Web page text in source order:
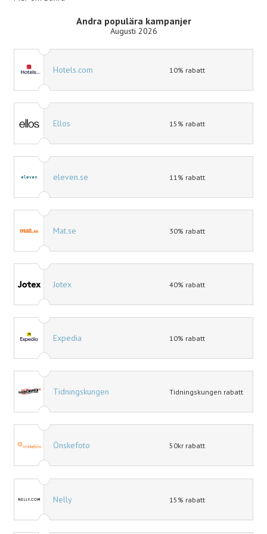
Vill du spara pengar på ditt nästa köp? Håll utkik efter
som kan ge dig en fin rabatt på ditt
Andra populära kampanjer
Augusti 2026
Hotels.com 10% rabatt
Ellos 15% rabatt
eleven.se 11% rabatt
Mat.se 30% rabatt
Jotex 40% rabatt
Expedia 10% rabatt
Tidningskungen Tidningskungen rabatt
Önskefoto 50kr rabatt
Nelly 15% rabatt